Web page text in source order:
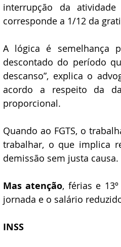
interrupção da
corresponde a 1/12 da
A lógica é semelhança
descontado do período
descanso”, explica o
acordo a respeito da
proporcional.
Quando ao FGTS, o
trabalhar, o que implica
demissão sem justa causa.
Mas atenção, férias e
jornada e o salário
INSS